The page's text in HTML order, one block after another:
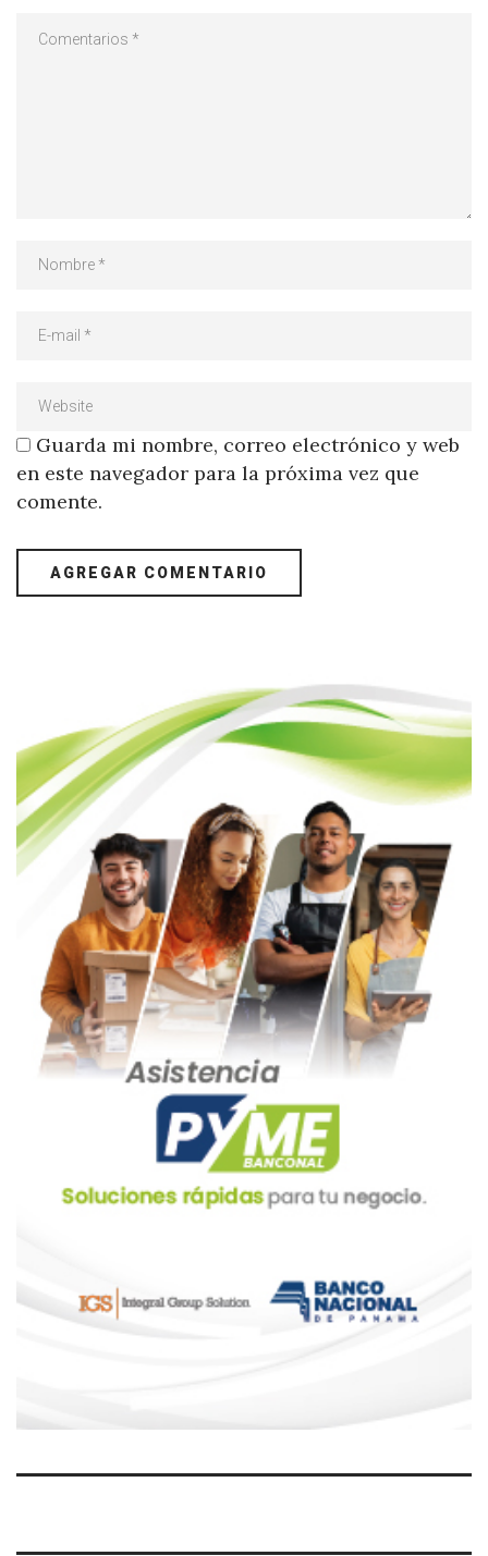
Guarda mi nombre, correo electrónico y web
en este navegador para la próxima vez que
comente.